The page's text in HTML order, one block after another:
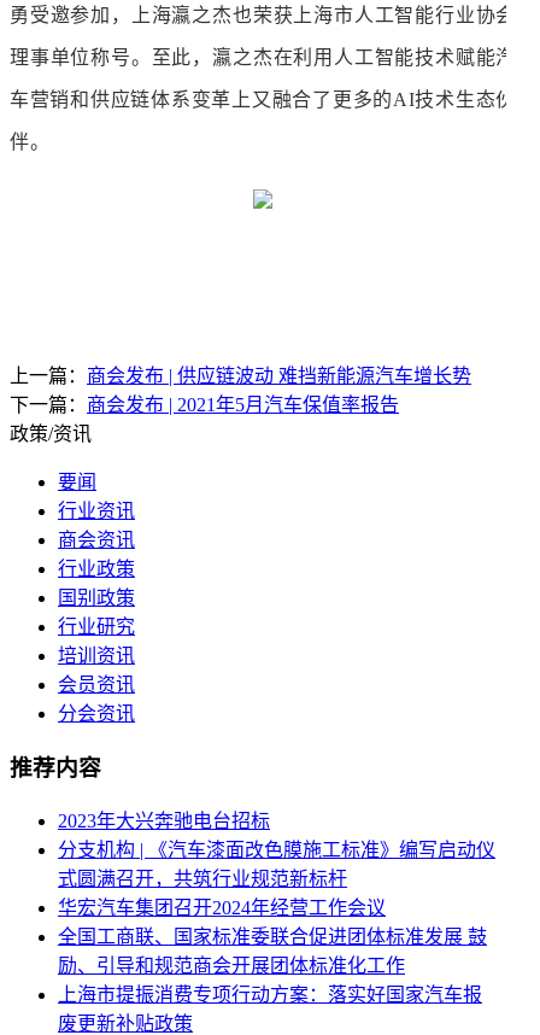
勇受邀参加，上海瀛之杰也荣获上海市人工智能行业协会
理事单位称号。至此，瀛之杰在利用人工智能技术赋能汽
车营销和供应链体系变革上又融合了更多的AI技术生态伙
伴。
上一篇： 商会发布 | 供应链波动 难挡新能源汽车增长势
下一篇： 商会发布 | 2021年5月汽车保值率报告
政策/资讯
要闻
行业资讯
商会资讯
行业政策
国别政策
行业研究
培训资讯
会员资讯
分会资讯
推荐内容
2023年大兴奔驰电台招标
分支机构 | 《汽车漆面改色膜施工标准》编写启动仪
式圆满召开，共筑行业规范新标杆
华宏汽车集团召开2024年经营工作会议
全国工商联、国家标准委联合促进团体标准发展 鼓
励、引导和规范商会开展团体标准化工作
上海市提振消费专项行动方案：落实好国家汽车报
废更新补贴政策